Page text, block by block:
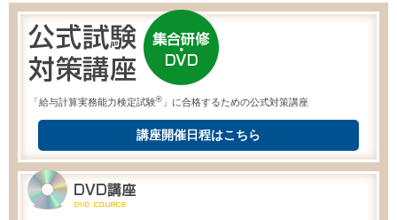
「給与計算実務能力検定試験® 」に合格するための公式対策講座
講座開催日程はこちら